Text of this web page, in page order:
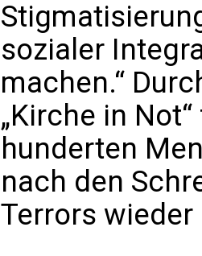
sozialer
machen.“
„Kirche in
hunderten
nach den
Terrors wieder